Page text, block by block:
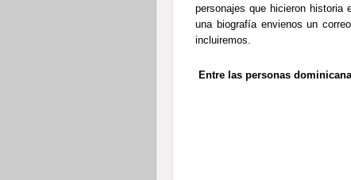
personajes que hicieron historia
una biografía envienos un
incluiremos.
Entre las personas